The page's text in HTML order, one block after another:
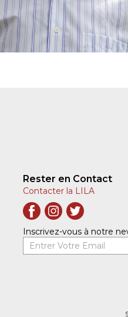
Rester en Contact
Contacter la LILA
Inscrivez-vous à notre
Entrer Votre Email